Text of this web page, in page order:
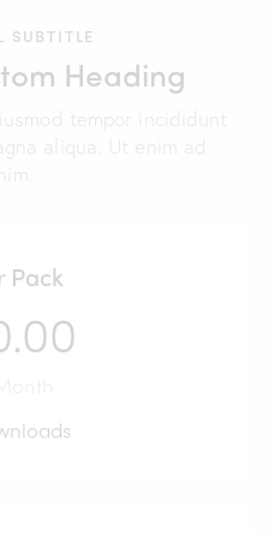
SUBTITLE
Heading
tempor incididunt
aliqua. Ut enim ad
Pack